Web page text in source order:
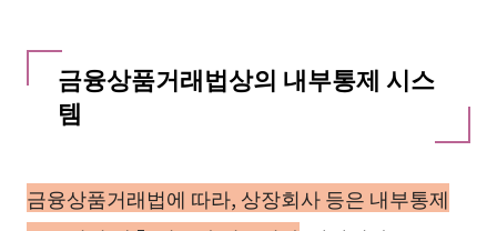
금융상품거래법상의 내부통제 시스
템
금융상품거래법에 따라, 상장회사 등은 내부통제